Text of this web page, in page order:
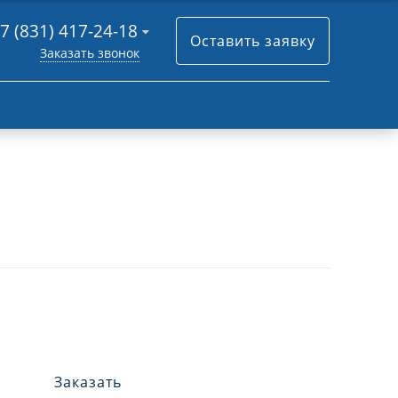
(831) 417-24-18
Заказать звонок
Оставить заявку
Заказать